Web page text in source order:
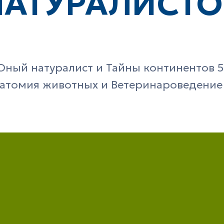
натуралист и Тайны континентов
животных и